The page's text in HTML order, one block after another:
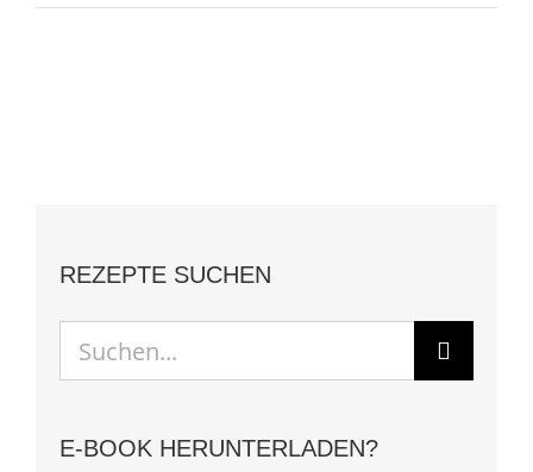
REZEPTE SUCHEN
Suche
nach:
E-BOOK HERUNTERLADEN?